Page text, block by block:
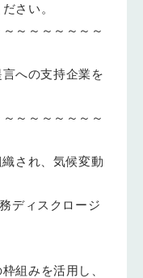
さい。
～～～～～～～
への支持企業を
～～～～～～～
され、気候変動
ディスクロージ
組みを活用し、